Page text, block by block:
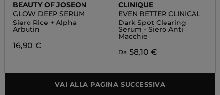
BEAUTY OF JOSEON
GLOW DEEP SERUM
Siero Rice + Alpha
Arbutin
16,90 €
CLINIQUE
EVEN BETTER CLINICAL
Dark Spot Clearing
Serum - Siero Anti
Macchie
Da 58,10 €
VAI ALLA PAGINA SUCCESSIVA